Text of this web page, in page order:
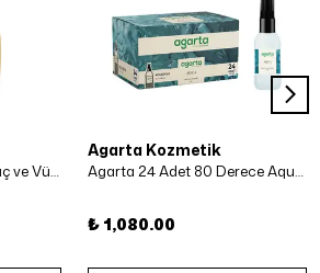
Agarta 2 Adet Bebek Saç ve Vücut Şampuanı 500 Ml x 2 Adet
Agarta Kozmetik
Agarta 24 Adet 80 Derece Aqua Kolonya 50 ml
₺ 1,080.00
korunmasını ve bilgilendirmeleri
Çevir Kazan